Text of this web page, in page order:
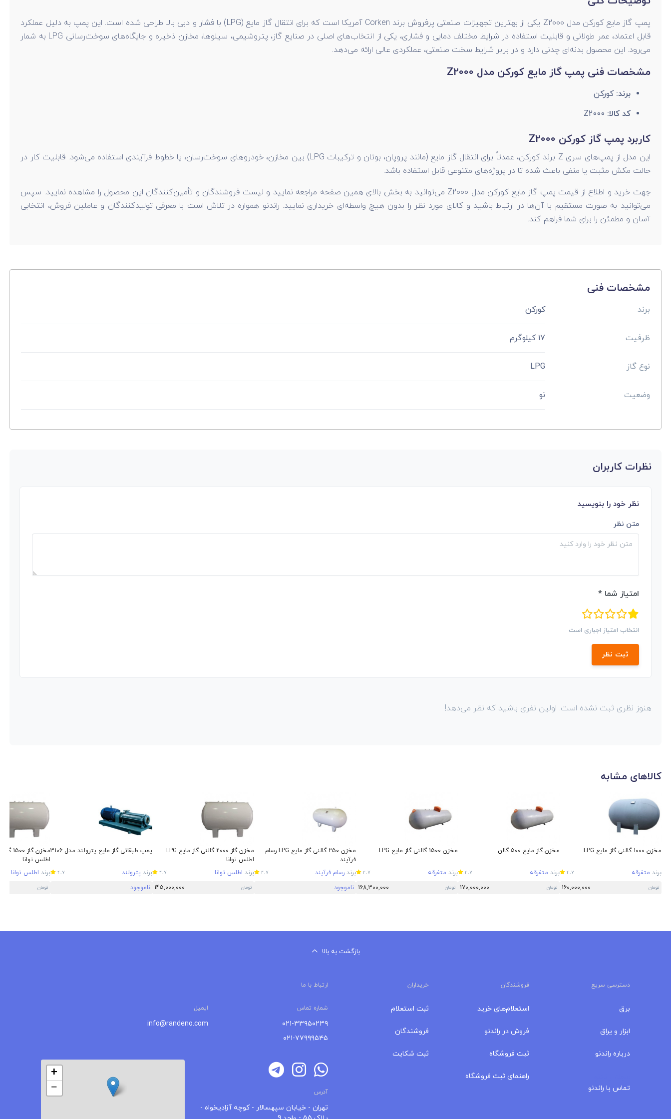
پمپ گاز مایع کورکن مدل Z2000 یکی از بهترین تجهیزات صنعتی پرفروش برند Corken آمریکا است که برای انتقال گاز مایع (LPG) با فشار و دبی بالا طراحی شده است. این پمپ به دلیل عملکرد
قابل اعتماد، عمر طولانی و قابلیت استفاده در شرایط مختلف دمایی و فشاری، یکی از انتخاب‌های اصلی در صنایع گاز، پتروشیمی، سیلوها، مخازن ذخیره و جایگاه‌های سوخت‌رسانی LPG به شمار
می‌رود. این محصول بدنه‌ای چدنی دارد و در برابر شرایط سخت صنعتی، عملکردی عالی ارائه می‌دهد.
مشخصات فنی پمپ گاز مایع کورکن مدل Z2000
برند: کورکن
کد کالا:
کاربرد پمپ گاز کورکن Z2000
این مدل از پمپ‌های سری Z برند کورکن، عمدتاً برای انتقال گاز مایع (مانند پروپان، بوتان و ترکیبات LPG) بین مخازن، خودروهای سوخت‌رسان، یا خطوط فرآیندی استفاده می‌شود. قابلیت کار در
حالت مکش مثبت یا منفی باعث شده تا در پروژه‌های متنوعی قابل استفاده باشد.
جهت خرید و اطلاع از قیمت پمپ گاز مایع کورکن مدل Z2000 می‌توانید به بخش بالای همین صفحه مراجعه نمایید و لیست فروشندگان و تأمین‌کنندگان این محصول را مشاهده نمایید. سپس
می‌توانید به صورت مستقیم با آن‌ها در ارتباط باشید و کالای مورد نظر را بدون هیچ واسطه‌ای خریداری نمایید. راندنو همواره در تلاش است با معرفی تولیدکنندگان و عاملین فروش، انتخابی
آسان و مطمئن را برای شما فراهم کند.
مشخصات فنی
برند کورکن
ظرفیت 17 کیلوگرم
نوع گاز LPG
وضعیت نو
نظرات کاربران
نظر خود را بنویسید
متن نظر
امتیاز شما *
انتخاب امتیاز اجباری است
ثبت نظر
هنوز نظری ثبت نشده است. اولین نفری باشید که نظر می‌دهد!
کالاهای مشابه
مخزن 1000 گالنی گاز مایع LPG
برند متفرقه 4.7
تومان 160,000,000
مخزن گاز مایع 500 گالن
برند متفرقه 4.7
تومان 170,000,000
مخزن 1500 گالنی گاز مایع LPG
برند متفرقه 4.7
تومان 168,300,000
مخزن 250 گالنی گاز مایع LPG رسام
فرآیند
برند رسام فرآیند 4.7
ناموجود
مخزن گاز 2000 گالنی گاز مایع LPG
اطلس توانا
برند اطلس توانا 4.7
تومان 145,000,000
پمپ طبقاتی گاز مایع پترولند مدل 3106
برند پترولند 4.7
ناموجود
اطلس توانا
برند اطلس توانا
تومان
بازگشت به بالا
دسترسی سریع فروشندگان خریداران ارتباط با ما
برق
ابزار و یراق
درباره‌ راندنو
تماس با راندنو
استعلام‌های خرید
فروش در راندنو
ثبت فروشگاه
راهنمای ثبت فروشگاه
ثبت استعلام
فروشندگان
ثبت شکایت
شماره تماس ایمیل
۰۲۱-۳۳۹۵۰۲۳۹
۰۲۱-۷۷۹۹۹۵۴۵
info@randeno.com
آدرس
تهران - خیابان سپهسالار - کوچه آزادیخواه -
+
−